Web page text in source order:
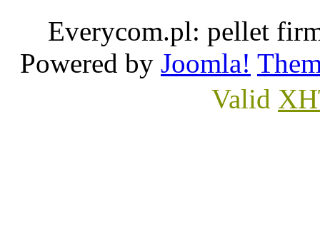
Everycom.pl: pellet
Powered by Joomla!
Valid